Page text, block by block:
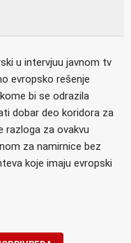
u intervjuu javnom tv
evropsko rešenje
bi se odrazila
dobar deo koridora za
razloga za ovakvu
za namirnice bez
koje imaju evropski